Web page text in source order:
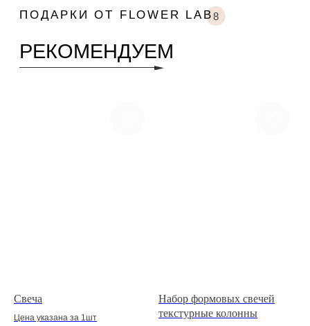
Свеча
Цена указана за 1шт
Набор формовых свечей
текстурные колонны